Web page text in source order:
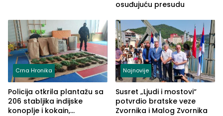
osuđujuću presudu
Crna Hronika
Policija otkrila plantažu sa
206 stabljika indijske
konoplje i kokain,
Najnovije
Susret „Ljudi i mostovi“
potvrdio bratske veze
Zvornika i Malog Zvornika